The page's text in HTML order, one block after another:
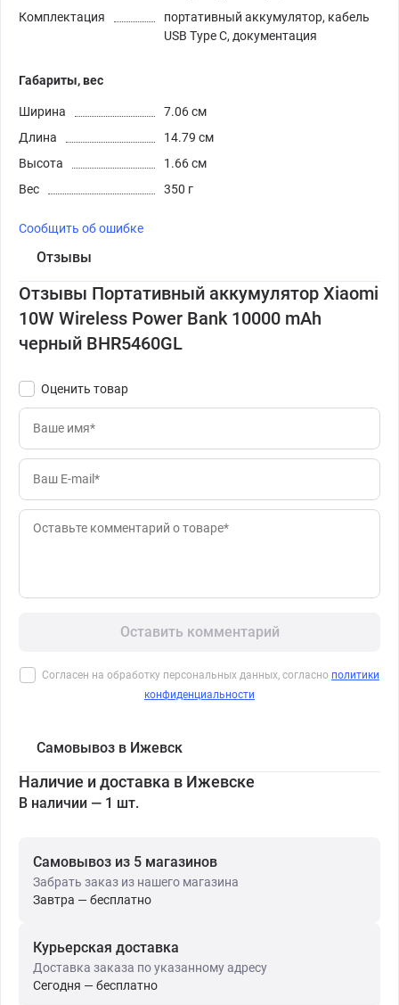
Комплектация
портативный аккумулятор, кабель
USB Type C, документация
Габариты, вес
Ширина
7.06 см
Длина
14.79 см
Высота
1.66 см
Вес
350 г
Сообщить об ошибке
Отзывы
Отзывы Портативный аккумулятор Xiaomi
10W Wireless Power Bank 10000 mAh
черный BHR5460GL
Оценить товар
Оставить комментарий
Согласен на обработку персональных данных, согласно политики
конфиденциальности
Самовывоз в Ижевск
Наличие и доставка в Ижевске
В наличии — 1 шт.
Самовывоз из 5 магазинов
Забрать заказ из нашего магазина
Завтра — бесплатно
Курьерская доставка
Доставка заказа по указанному адресу
Сегодня — бесплатно